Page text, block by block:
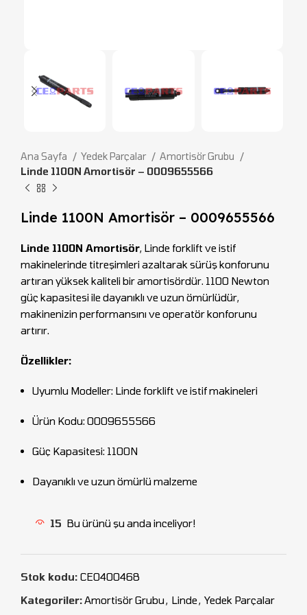
Ana Sayfa Yedek Parçalar
Amortisör Grubu
Linde 1100N Amortisör – 0009655566
Linde 1100N Amortisör – 0009655566
Linde 1100N Amortisör, Linde forklift ve istif
makinelerinde titreşimleri azaltarak sürüş konforunu
artıran yüksek kaliteli bir amortisördür. 1100 Newton
güç kapasitesi ile dayanıklı ve uzun ömürlüdür,
makinenizin performansını ve operatör konforunu
artırır.
Özellikler:
Uyumlu Modeller: Linde forklift ve istif makineleri
Ürün Kodu: 0009655566
Güç Kapasitesi: 1100N
Dayanıklı ve uzun ömürlü malzeme
15 Bu ürünü şu anda inceliyor!
Stok kodu: CEO400468
Kategoriler:Amortisör Grubu, Linde, Yedek Parçalar